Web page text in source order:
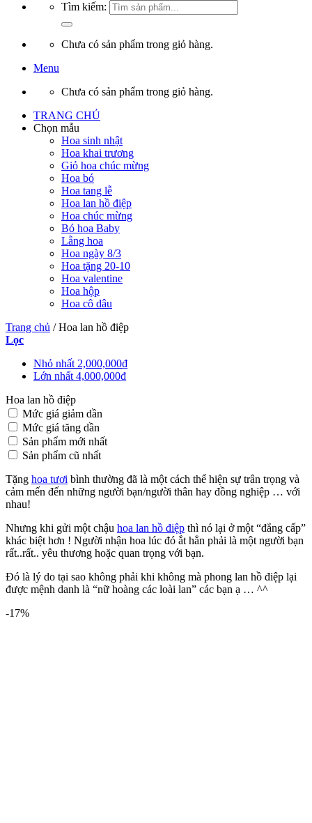
Tìm kiếm:
Chưa có sản phẩm trong giỏ hàng.
Menu
Chưa có sản phẩm trong giỏ hàng.
TRANG CHỦ
Chọn mẫu
Hoa sinh nhật
Hoa khai trương
Giỏ hoa chúc mừng
Hoa bó
Hoa tang lễ
Hoa lan hồ điệp
Hoa chúc mừng
Bó hoa Baby
Lẵng hoa
Hoa ngày 8/3
Hoa tặng 20-10
Hoa valentine
Hoa hộp
Hoa cô dâu
Trang chủ /Hoa lan hồ điệp
Lọc
Nhỏ nhất 2,000,000₫
Lớn nhất 4,000,000₫
Hoa lan hồ điệp
Mức giá giảm dần
Mức giá tăng dần
Sản phẩm mới nhất
Sản phẩm cũ nhất
Tặng hoa tươi bình thường đã là một cách thể hiện sự trân trọng và
cảm mến đến những người bạn/người thân hay đồng nghiệp … với
nhau!
Nhưng khi gửi một chậu hoa lan hồ điệp thì nó lại ở một “đẳng cấp”
khác biệt hơn ! Người nhận hoa lúc đó ắt hẳn phải là một người bạn
rất..rất.. yêu thương hoặc quan trọng với bạn.
Đó là lý do tại sao không phải khi không mà phong lan hồ điệp lại
được mệnh danh là “nữ hoàng các loài lan” các bạn ạ … ^^
-17%